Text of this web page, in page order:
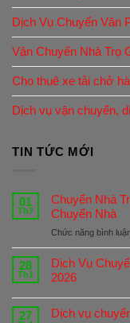
Dịch Vụ Chuyển Văn
Vận Chuyển Nhà Trọ
Cho thuê xe tải chở
Dịch vụ vận chuyển,
TIN TỨC MỚI
01
Th7
Chuyển Nhà
Chuyển Nhà
Chức năng bình
28
Th1
Dịch Vụ
2026
27
Dịch vụ